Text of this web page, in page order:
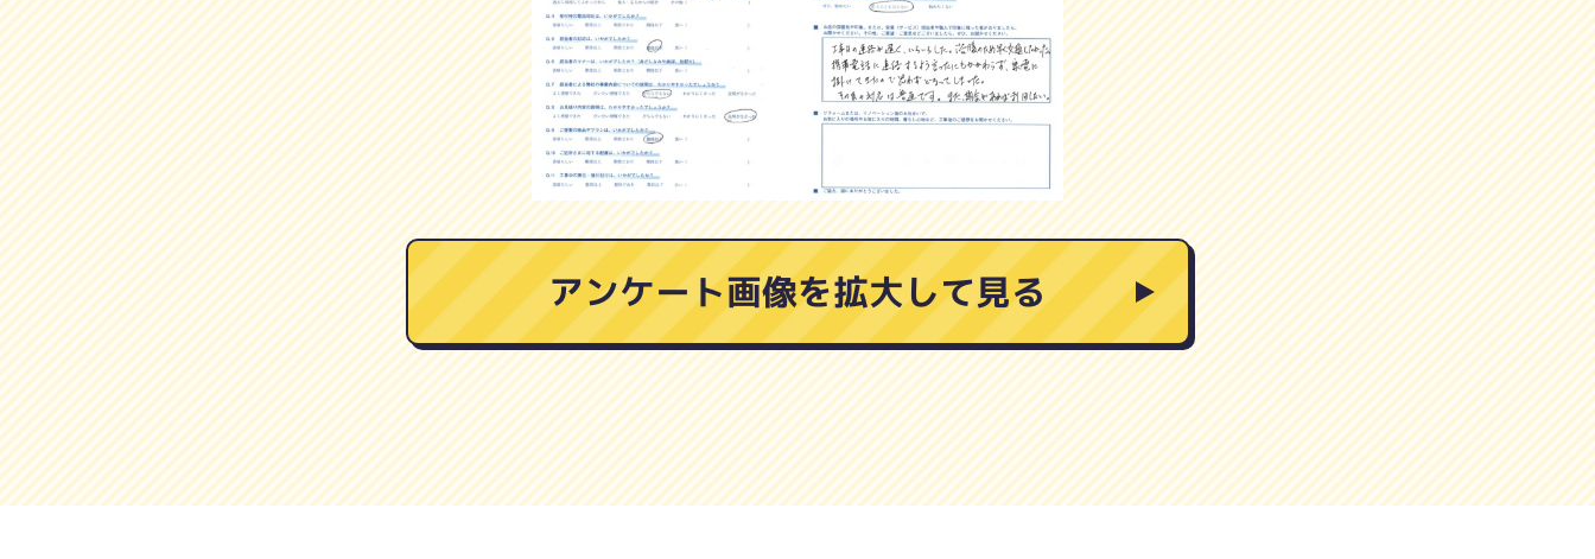
アンケート画像を拡大して見る